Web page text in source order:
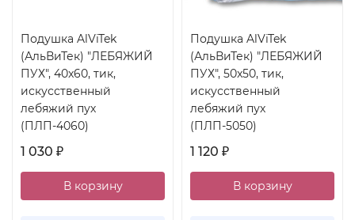
Подушка AlViTek
(АльВиТек) "ЛЕБЯЖИЙ
ПУХ", 40x60, тик,
искусственный
лебяжий пух
(ПЛП-4060)
1 030 ₽
В корзину
Подушка AlViTek
(АльВиТек) "ЛЕБЯЖИЙ
ПУХ", 50x50, тик,
искусственный
лебяжий пух
(ПЛП-5050)
1 120 ₽
В корзину